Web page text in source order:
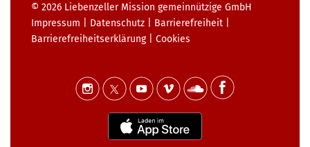
© 2026 Liebenzeller Mission gemeinnützige GmbH
Impressum
Datenschutz Barrierefreiheit
Barrierefreiheits­erklärung| Cookies